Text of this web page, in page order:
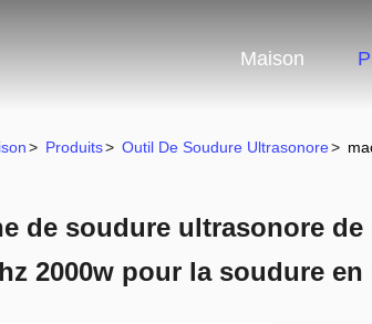
Maison
> Produits> Outil De Soudure Ultrasonore>
de soudure ultrasonore de
2000w pour la soudure en